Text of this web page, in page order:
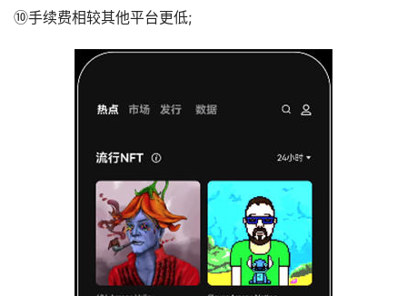
⑩手续费相较其他平台更低;